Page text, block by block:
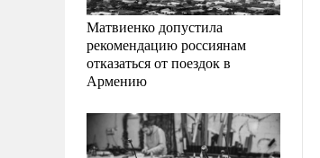
Матвиенко допустила
рекомендацию россиянам
отказаться от поездок в
Армению